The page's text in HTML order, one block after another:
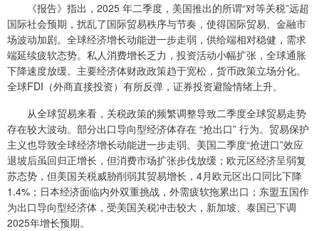
《报告》指出，2025 年二季度，美国推出的所谓“对等关税”远超
国际社会预期，扰乱了国际贸易秩序与节奏，使得国际贸易、金融市
场波动加剧。全球经济增长动能进一步走弱，供给端相对稳健，需求
端延续疲软态势。私人消费增长乏力，投资活动小幅扩张，全球通胀
下降速度放缓。主要经济体财政政策趋于宽松，货币政策立场分化。
全球FDI（外商直接投资）有所反弹，证券投资避险情绪上升。
从全球贸易来看，关税政策的频繁调整导致二季度全球贸易走势
存在较大波动。部分出口导向型经济体存在 “抢出口” 行为。贸易保护
主义也导致全球经济增长动能进一步走弱。美国二季度“抢进口”效应
退坡后虽回归正增长，但消费市场扩张步伐放缓；欧元区经济呈弱复
苏态势，但美国关税威胁削弱其贸易增长，4月欧元区出口同比下降
1.4%；日本经济面临内外双重挑战，外需疲软拖累出口；东盟五国作
为出口导向型经济体，受美国关税冲击较大，新加坡、泰国已下调
2025年增长预期。